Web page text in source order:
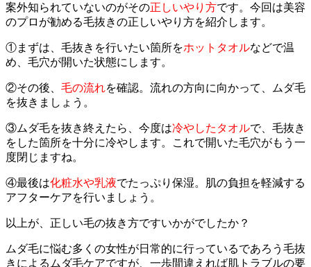
案外知られていないのがその正しいやり方です。今回は美容
のプロが勧める毛抜きの正しいやり方を紹介します。
①まずは、毛抜きを行いたい箇所をホットタオルなどで温
め、毛穴が開いた状態にします。
②その後、 毛の流れを確認。流れの方向に向かって、ムダ毛
を抜きましょう。
③ムダ毛を抜き終えたら、今度は冷やしたタオルで、毛抜き
をした箇所を十分に冷やします。これで開いた毛穴がもう一
度閉じますね。
④最後は化粧水や乳液でたっぷり保湿。肌の負担を軽減する
アフターケアを行いましょう。
以上が、正しい毛の抜き方ですいかがでしたか？
ムダ毛に悩む多くの女性が日常的に行っているであろう毛抜
きによるムダ毛ケアですが、一歩間違えれば肌トラブルの要